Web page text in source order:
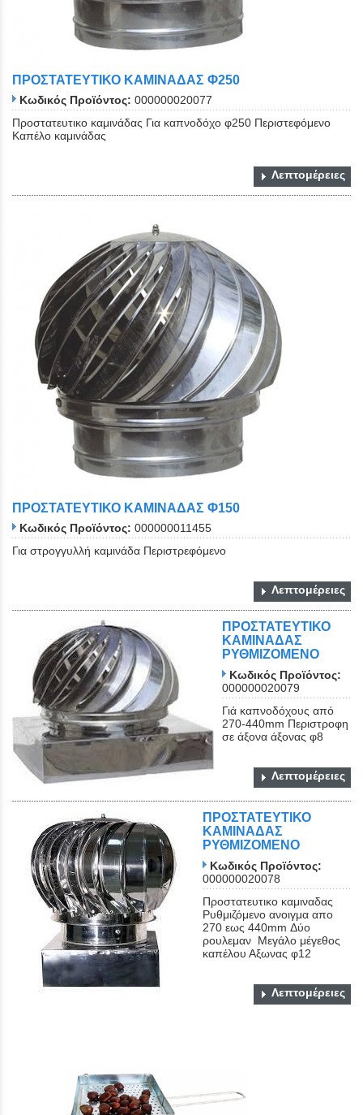
ΠΡΟΣΤΑΤΕΥΤΙΚΟ ΚΑΜΙΝΑΔΑΣ Φ250
Κωδικός Προϊόντος: 000000020077
Προστατευτικο καμινάδας Για καπνοδόχο φ250 Περιστεφόμενο
Καπέλο καμινάδας
Λεπτομέρειες
ΠΡΟΣΤΑΤΕΥΤΙΚΟ ΚΑΜΙΝΑΔΑΣ Φ150
Κωδικός Προϊόντος: 000000011455
Για στρογγυλλή καμινάδα Περιστρεφόμενο
Λεπτομέρειες
ΠΡΟΣΤΑΤΕΥΤΙΚΟ
ΚΑΜΙΝΑΔΑΣ
ΡΥΘΜΙΖΟΜΕΝΟ
Κωδικός Προϊόντος:
000000020079
Γιά καπνοδόχους από
270-440mm Περιστροφη
σε άξονα άξονας φ8
Λεπτομέρειες
ΠΡΟΣΤΑΤΕΥΤΙΚΟ
ΚΑΜΙΝΑΔΑΣ
ΡΥΘΜΙΖΟΜΕΝΟ
Κωδικός Προϊόντος:
000000020078
Προστατευτικο καμιναδας
Ρυθμιζόμενο ανοιγμα απο
270 εως 440mm Δύο
ρουλεμαν Μεγάλο μέγεθος
καπέλου Αξωνας φ12
Λεπτομέρειες